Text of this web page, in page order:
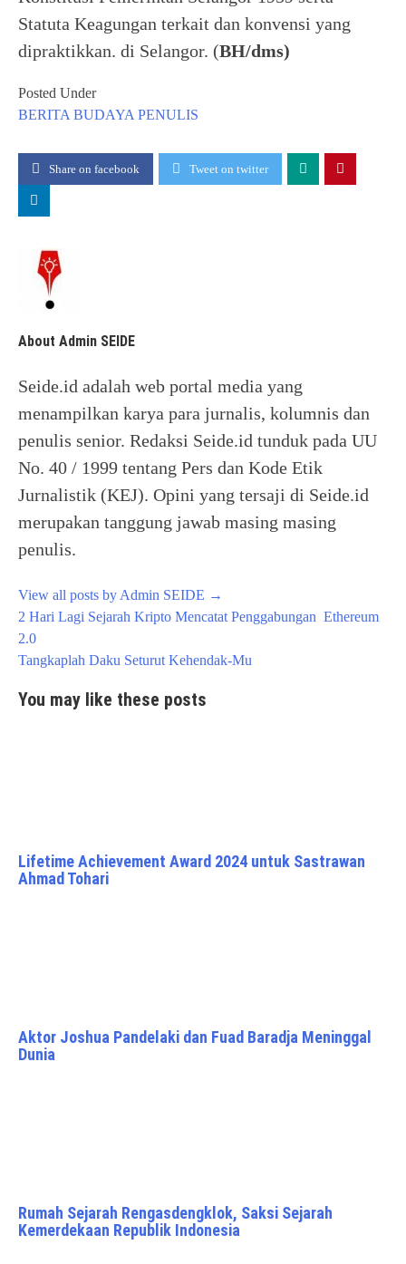
Statuta Keagungan terkait dan konvensi yang
dipraktikkan. di Selangor. (BH/dms)
Posted Under
BERITA BUDAYA PENULIS
Share on facebook Tweet on twitter
About Admin SEIDE
Seide.id adalah web portal media yang
menampilkan karya para jurnalis, kolumnis dan
penulis senior. Redaksi Seide.id tunduk pada UU
No. 40 / 1999 tentang Pers dan Kode Etik
Jurnalistik (KEJ). Opini yang tersaji di Seide.id
merupakan tanggung jawab masing masing
penulis.
View all posts by Admin SEIDE →
Post
navigation
2 Hari Lagi Sejarah Kripto Mencatat Penggabungan Ethereum
2.0
Tangkaplah Daku Seturut Kehendak-Mu
You may like these posts
Lifetime Achievement Award 2024 untuk Sastrawan
Ahmad Tohari
Aktor Joshua Pandelaki dan Fuad Baradja Meninggal
Dunia
Rumah Sejarah Rengasdengklok, Saksi Sejarah
Kemerdekaan Republik Indonesia